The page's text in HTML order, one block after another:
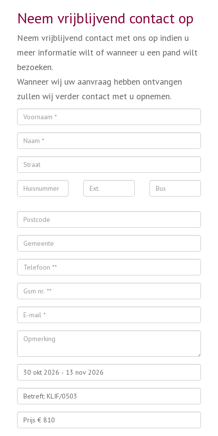
Neem vrijblijvend contact op
Neem vrijblijvend contact met ons op indien u
meer informatie wilt of wanneer u een pand wilt
bezoeken.
Wanneer wij uw aanvraag hebben ontvangen
zullen wij verder contact met u opnemen.